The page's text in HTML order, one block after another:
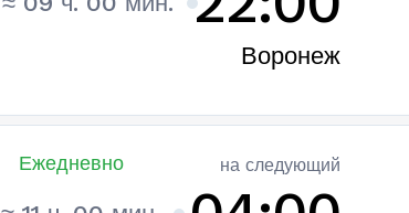
Воронеж
Ежедневно на следующий